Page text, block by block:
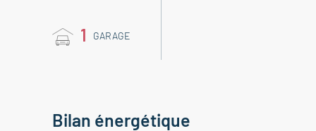
1 GARAGE
Bilan énergétique